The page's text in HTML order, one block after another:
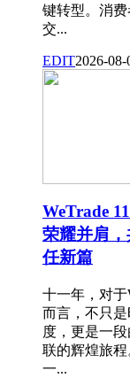
键转型。消
交...
EDIT2026-08-
WeTrade 11
荣耀并肩
任新篇
十一年，对于
而言，不只是
度，更是一
联的辉煌旅
一...